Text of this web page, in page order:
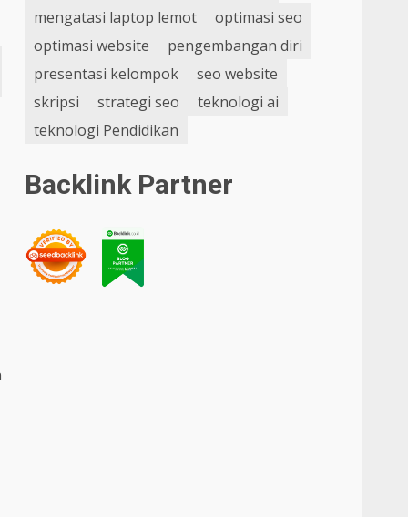
mengatasi laptop lemot
optimasi seo
optimasi website
pengembangan diri
presentasi kelompok
seo website
skripsi
strategi seo
teknologi ai
teknologi Pendidikan
Backlink Partner